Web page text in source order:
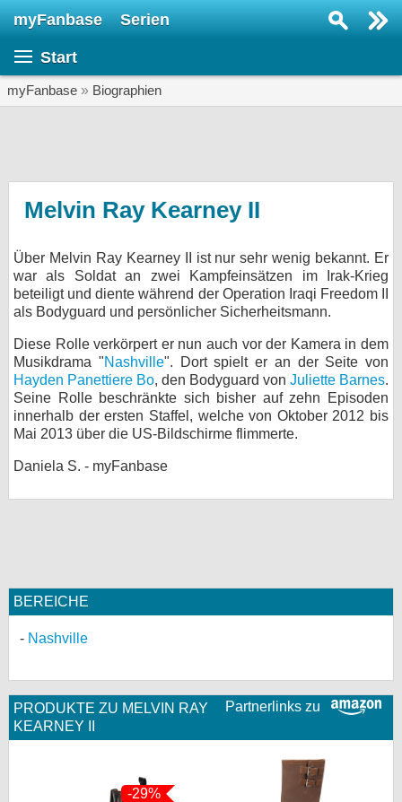
myFanbase Serien
Start
myFanbase » Biographien
Melvin Ray Kearney II
Über Melvin Ray Kearney II ist nur sehr wenig bekannt. Er
war als Soldat an zwei Kampfeinsätzen im Irak-Krieg
beteiligt und diente während der Operation Iraqi Freedom II
als Bodyguard und persönlicher Sicherheitsmann.
Diese Rolle verkörpert er nun auch vor der Kamera in dem
Musikdrama "Nashville". Dort spielt er an der Seite von
Hayden Panettiere Bo, den Bodyguard von Juliette Barnes.
Seine Rolle beschränkte sich bisher auf zehn Episoden
innerhalb der ersten Staffel, welche von Oktober 2012 bis
Mai 2013 über die US-Bildschirme flimmerte.
Daniela S. - myFanbase
BEREICHE
Nashville
Partnerlinks zu
PRODUKTE ZU MELVIN RAY
KEARNEY II
-29%
KULTUR
Specials
SERVICE
Gewinnspiele
Forum
bei X
Impressum
Desktop-Ansicht